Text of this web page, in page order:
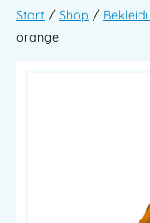
Start / Shop /
orange